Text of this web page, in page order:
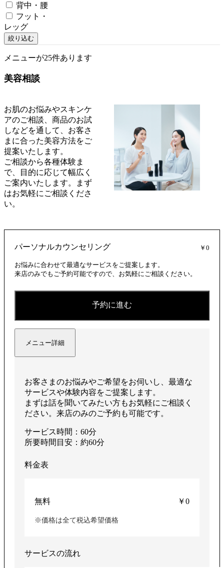
背中・腰
フット・
レッグ
絞り込む
メニューが25件あります
美容相談
お肌のお悩みやスキンケ
アのご相談、商品のお試
しなどを通して、お客さ
まに合った美容方法をご
提案いたします。
ご相談から各種体験ま
で、目的に応じて幅広く
ご案内いたします。まず
はお気軽にご相談くださ
い。
パーソナルカウンセリング ￥0
お悩みに合わせて最適なサービスをご提案します。
来店のみでもご予約可能ですので、お気軽にご相談ください。
予約に進む
メニュー詳細
お客さまのお悩みやご希望をお伺いし、最適な
サービスや体験内容をご提案します。
まずは話を聞いてみたい方もお気軽にご相談く
ださい。来店のみのご予約も可能です。
サービス時間：60分
所要時間目安：約60分
料金表
無料 ￥0
※価格は全て税込希望価格
サービスの流れ